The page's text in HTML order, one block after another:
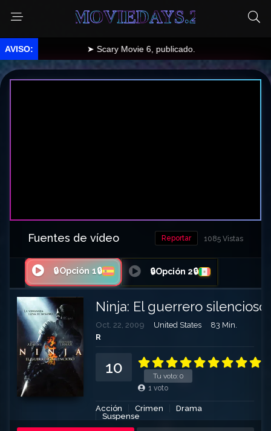
MOVIEDAYS.2
➤ Scary Movie 6, publicado.
Fuentes de vídeo 1085 Vistas
Reportar
🔒Opción 1🔒 🔒Opción 2🔒
Ninja: El guerrero silencioso
Oct. 22, 2009 United States
83 Min.
R
Tu voto: 0
10
1 voto
Acción Crimen
Drama
Suspense